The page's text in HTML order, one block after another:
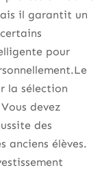
il garantit un
pour
la sélection
devez
des
anciens élèves.